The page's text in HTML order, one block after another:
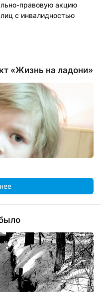
правовую акцию
с инвалидностью
«Жизнь на ладони»